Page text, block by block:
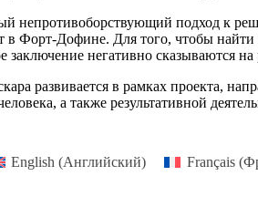
непротивоборствующий подход к
в Форт-Дофине. Для того, чтобы
заключение негативно сказываются
развивается в рамках проекта,
а также результативной
English (Английский) Français(